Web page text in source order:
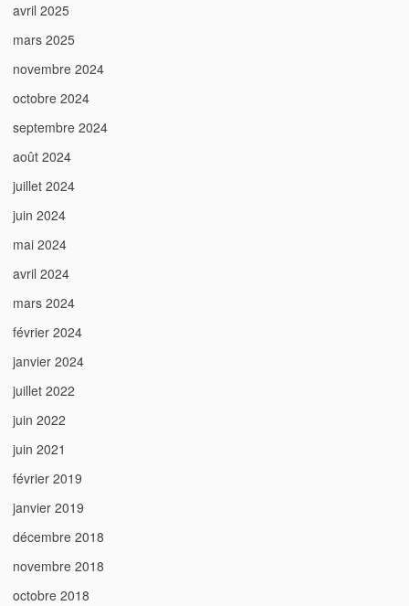
avril 2025
mars 2025
novembre 2024
octobre 2024
septembre 2024
août 2024
juillet 2024
juin 2024
mai 2024
avril 2024
mars 2024
février 2024
janvier 2024
juillet 2022
juin 2022
juin 2021
février 2019
janvier 2019
décembre 2018
novembre 2018
octobre 2018